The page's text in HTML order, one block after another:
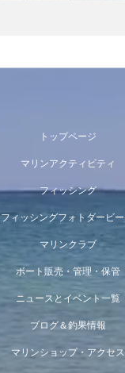
トップページ
マリンアクティビティ
フィッシング
フィッシングフォトダービー
マリンクラブ
ボート販売・管理・保管
ニュースとイベント一覧
ブログ＆釣果情報
マリンショップ・アクセス